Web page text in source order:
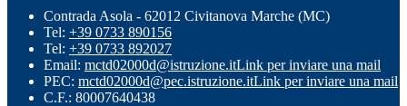
Contrada Asola - 62012 Civitanova Marche (MC)
Tel: +39 0733 890156
Tel: +39 0733 892027
Email: mctd02000d@istruzione.itLink per inviare una mail
PEC: mctd02000d@pec.istruzione.itLink per inviare una mail
C.F.: 80007640438